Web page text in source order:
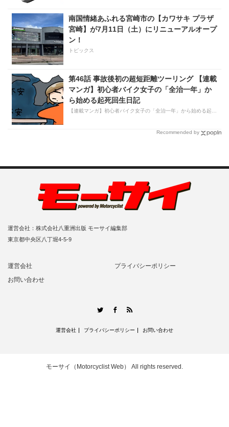
南国情緒あふれる宮崎市の【カワサキ プラザ
宮崎】が7月11日（土）にリニューアルオープ
ン！
トピックス
第46話 事故後初の超短距離ツーリング 【連載
マンガ】初心者バイク女子の「全治一年」か
ら始める起死回生日記
Recommended by
運営会社：株式会社八重洲出版 モーサイ編集部
東京都中央区八丁堀4-5-9
運営会社
プライバシーポリシー
お問い合わせ
TwitterFacebook
運営会社 プライバシーポリシー お問い合わせ
モーサイ（Motorcyclist Web） All rights reserved.